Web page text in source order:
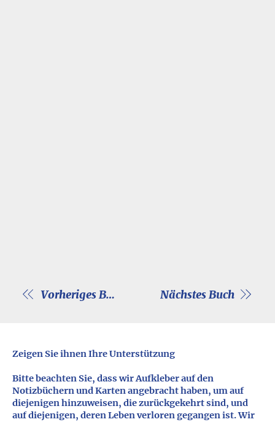
Vorheriges Buch Nächstes Buch
Zeigen Sie ihnen Ihre Unterstützung
Bitte beachten Sie, dass wir Aufkleber auf den
Notizbüchern und Karten angebracht haben, um auf
diejenigen hinzuweisen, die zurückgekehrt sind, und
auf diejenigen, deren Leben verloren gegangen ist. Wir